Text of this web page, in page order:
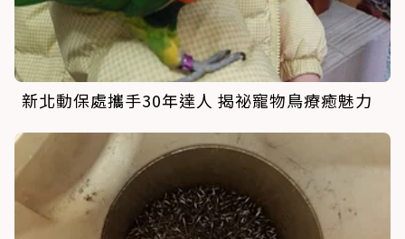
新北動保處攜手30年達人 揭祕寵物鳥療癒魅力